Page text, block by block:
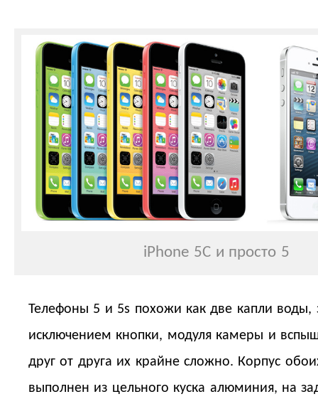
iPhone 5C и просто 5
Телефоны 5 и 5s похожи как две капли воды,
исключением кнопки, модуля камеры и
друг от друга их крайне сложно. Корпус
выполнен из цельного куска алюминия, на